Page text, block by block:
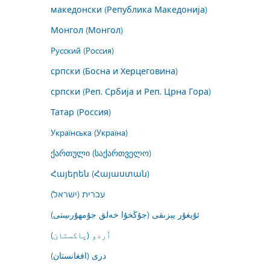
македонски (Република Македонија)
Монгол (Монгол)
Русский (Россия)
српски (Босна и Херцеговина)
српски (Реп. Србија и Реп. Црна Гора)
Татар (Россия)
Українська (Україна)
ქართული (საქართველო)
Հայերեն (Հայաստան)
עברית (ישראל)
ئۇيغۇر يېزىقى (جۇڭخۇا خەلق جۇمھۇرىيىتى)
اُردو (پاکستان)
درى (افغانستان)